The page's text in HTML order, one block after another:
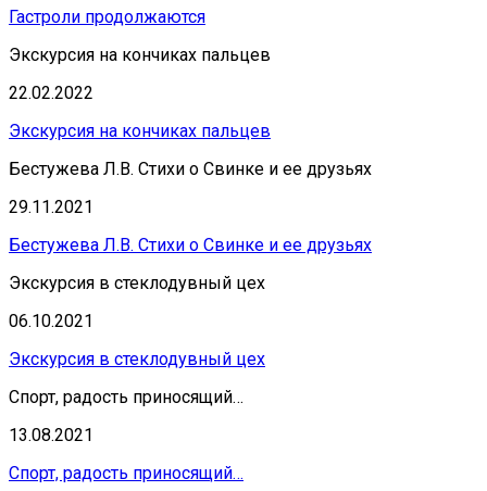
Гастроли продолжаются
Экскурсия на кончиках пальцев
22.02.2022
Экскурсия на кончиках пальцев
Бестужева Л.В. Стихи о Свинке и ее друзьях
29.11.2021
Бестужева Л.В. Стихи о Свинке и ее друзьях
Экскурсия в стеклодувный цех
06.10.2021
Экскурсия в стеклодувный цех
Спорт, радость приносящий…
13.08.2021
Спорт, радость приносящий…